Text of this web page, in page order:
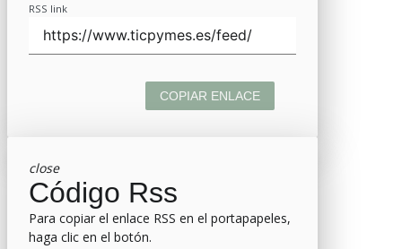
RSS link
COPIAR ENLACE
close
Código Rss
Para copiar el enlace RSS en el portapapeles,
haga clic en el botón.